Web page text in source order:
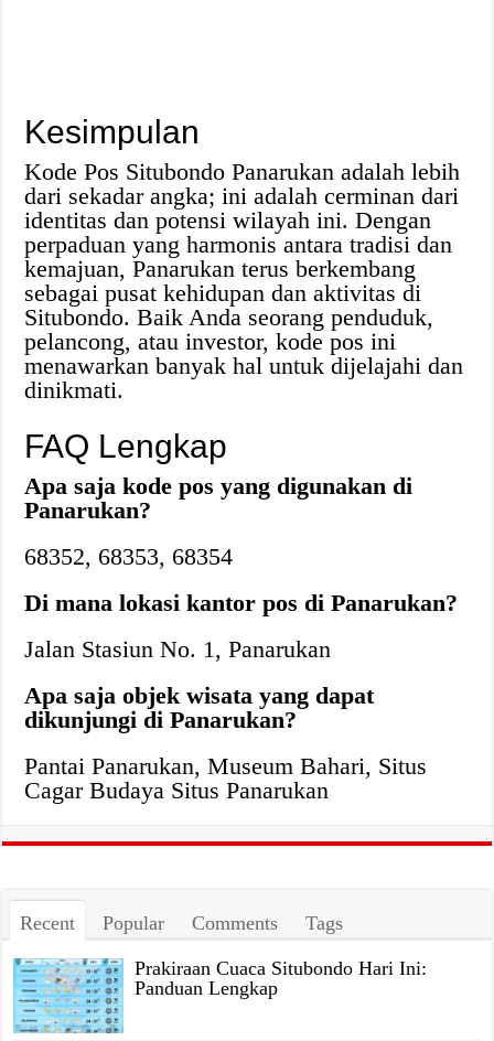
Kesimpulan
Kode Pos Situbondo Panarukan adalah lebih
dari sekadar angka; ini adalah cerminan dari
identitas dan potensi wilayah ini. Dengan
perpaduan yang harmonis antara tradisi dan
kemajuan, Panarukan terus berkembang
sebagai pusat kehidupan dan aktivitas di
Situbondo. Baik Anda seorang penduduk,
pelancong, atau investor, kode pos ini
menawarkan banyak hal untuk dijelajahi dan
dinikmati.
FAQ Lengkap
Apa saja kode pos yang digunakan di
Panarukan?
68352, 68353, 68354
Di mana lokasi kantor pos di Panarukan?
Jalan Stasiun No. 1, Panarukan
Apa saja objek wisata yang dapat
dikunjungi di Panarukan?
Pantai Panarukan, Museum Bahari, Situs
Cagar Budaya Situs Panarukan
Recent Popular Comments Tags
Prakiraan Cuaca Situbondo Hari Ini:
Panduan Lengkap